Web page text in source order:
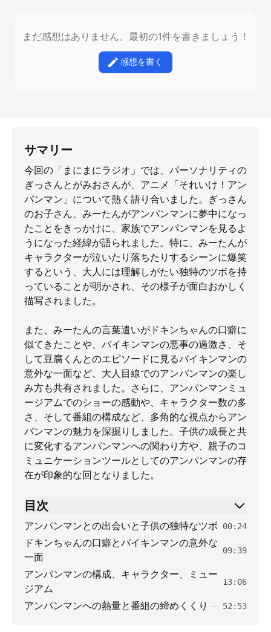
まだ感想はありません。最初の1件を書きましょう！
感想を書く
サマリー
今回の「まにまにラジオ」では、パーソナリティの
ぎっさんとがみおさんが、アニメ「それいけ！アン
パンマン」について熱く語り合いました。ぎっさん
のお子さん、みーたんがアンパンマンに夢中になっ
たことをきっかけに、家族でアンパンマンを見るよ
うになった経緯が語られました。特に、みーたんが
キャラクターが泣いたり落ちたりするシーンに爆笑
するという、大人には理解しがたい独特のツボを持
っていることが明かされ、その様子が面白おかしく
描写されました。
また、みーたんの言葉遣いがドキンちゃんの口癖に
似てきたことや、バイキンマンの悪事の過激さ、そ
して豆腐くんとのエピソードに見るバイキンマンの
意外な一面など、大人目線でのアンパンマンの楽し
み方も共有されました。さらに、アンパンマンミュ
ージアムでのショーの感動や、キャラクター数の多
さ、そして番組の構成など、多角的な視点からアン
パンマンの魅力を深掘りしました。子供の成長と共
に変化するアンパンマンへの関わり方や、親子のコ
ミュニケーションツールとしてのアンパンマンの存
在が印象的な回となりました。
目次
アンパンマンとの出会いと子供の独特なツボ 00:24
ドキンちゃんの口癖とバイキンマンの意外な
一面
09:39
アンパンマンの構成、キャラクター、ミュー
ジアム
13:06
アンパンマンへの熱量と番組の締めくくり 52:53